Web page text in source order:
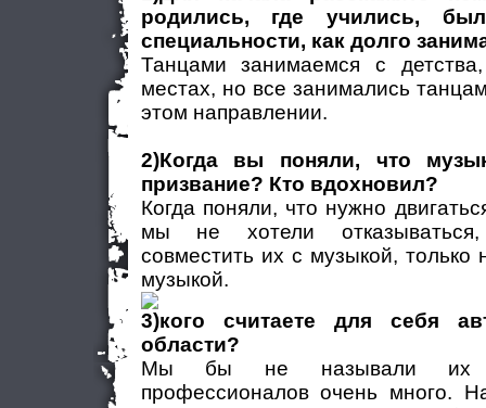
родились, где учились,
специальности, как долго
Танцами занимаемся с
местах, но все занимались
этом направлении.
2)Когда вы поняли, что
призвание? Кто вдохновил?
Когда поняли, что нужно
мы не хотели
совместить их с музыкой, только
музыкой.
3)кого считаете для себя
области?
Мы бы не называли их
профессионалов очень много.